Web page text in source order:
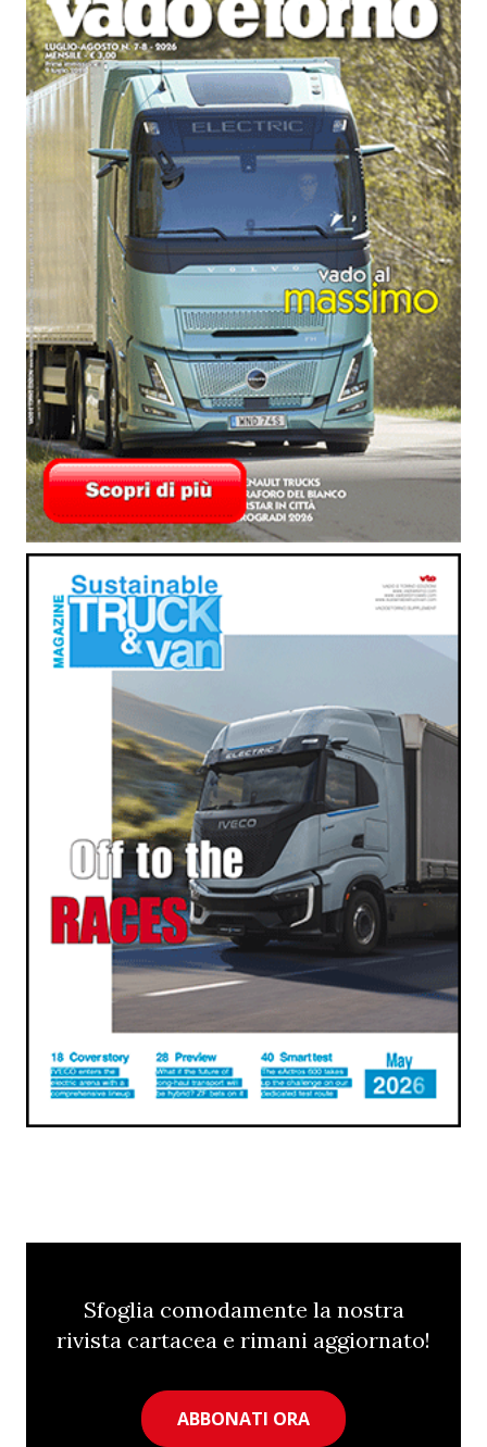
Sfoglia comodamente la nostra
rivista cartacea e rimani aggiornato!
ABBONATI ORA